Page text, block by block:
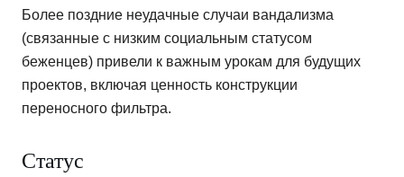
Более поздние неудачные случаи вандализма
(связанные с низким социальным статусом
беженцев) привели к важным урокам для будущих
проектов, включая ценность конструкции
переносного фильтра.
Статус